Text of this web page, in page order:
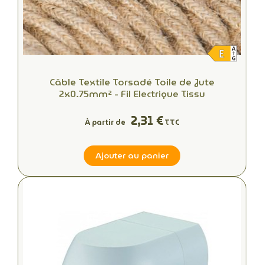
Câble Textile Torsadé Toile de Jute
2x0.75mm² - Fil Electrique Tissu
À partir de 2,31 €TTC
Ajouter au panier